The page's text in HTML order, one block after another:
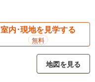
室内･現地を見学する
無料
地図を見る